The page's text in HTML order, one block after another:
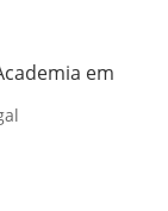
em